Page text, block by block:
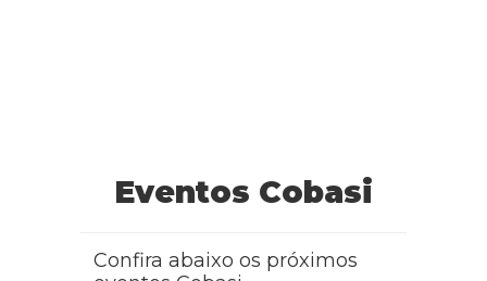
Eventos Cobasi
Confira abaixo os próximos